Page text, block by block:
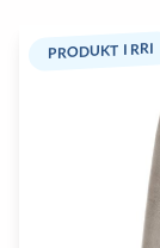
PRODUKT I RRI